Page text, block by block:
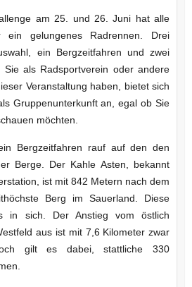
am 25. und 26. Juni hat alle
ein gelungenes Radrennen. Drei
ein Bergzeitfahren und zwei
Sie als Radsportverein oder andere
Veranstaltung haben, bietet sich
Gruppenunterkunft an, egal ob Sie
möchten.
Bergzeitfahren rauf auf den den
Berge. Der Kahle Asten, bekannt
ist mit 842 Metern nach dem
Berg im Sauerland. Diese
in sich. Der Anstieg vom östlich
aus ist mit 7,6 Kilometer zwar
gilt es dabei, stattliche 330